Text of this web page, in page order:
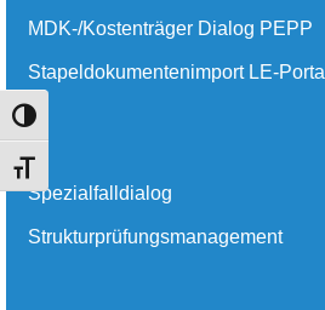
Umschalten auf hohe Kontraste
Schrift vergrößern
MDK-/Kostenträger Dialog PEPP
Stapeldokumentenimport LE-Portal
Spezialfalldialog
Strukturprüfungsmanagement